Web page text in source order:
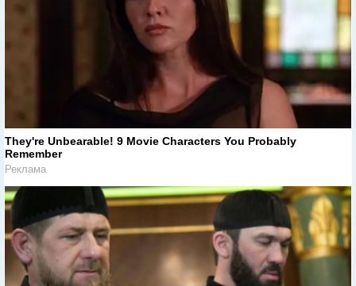
They're Unbearable! 9 Movie Characters You Probably
Remember
Реклама